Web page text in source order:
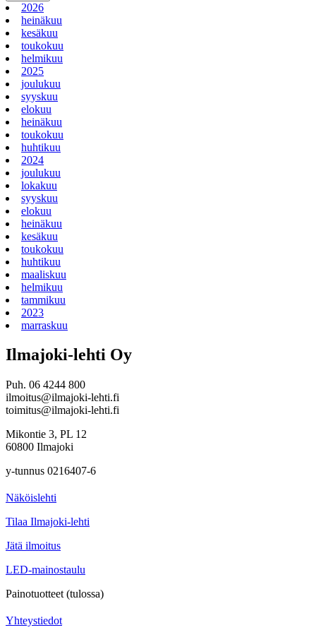
2026
heinäkuu
kesäkuu
toukokuu
helmikuu
2025
joulukuu
syyskuu
elokuu
heinäkuu
toukokuu
huhtikuu
2024
joulukuu
lokakuu
syyskuu
elokuu
heinäkuu
kesäkuu
toukokuu
huhtikuu
maaliskuu
helmikuu
tammikuu
2023
marraskuu
Ilmajoki-lehti Oy
Puh. 06 4244 800
ilmoitus@ilmajoki-lehti.fi
toimitus@ilmajoki-lehti.fi
Mikontie 3, PL 12
60800 Ilmajoki
y-tunnus 0216407-6
Näköislehti
Tilaa Ilmajoki-lehti
Jätä ilmoitus
LED-mainostaulu
Painotuotteet (tulossa)
Yhteystiedot